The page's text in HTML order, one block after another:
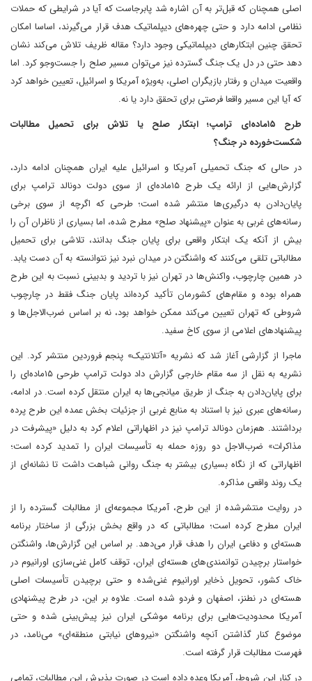
اصلی همچنان که قبل‌تر به آن اشاره شد پابرجاست که آیا در شرایطی که حملات
نظامی ادامه دارد و حتی چهره‌های دیپلماتیک هدف قرار می‌گیرند، اساسا امکان
تحقق چنین ابتکارهای دیپلماتیکی وجود دارد؟ مقاله ظریف تلاش می‌کند نشان
دهد حتی در دل یک جنگ گسترده نیز می‌توان مسیر صلح را جست‌وجو کرد. اما
واقعیت میدان و رفتار بازیگران اصلی، به‌ویژه آمریکا و اسرائیل، تعیین خواهد کرد
که آیا این مسیر واقعا فرصتی برای تحقق دارد یا نه.
طرح ۱۵ماده‌ای ترامپ؛ ابتکار صلح یا تلاش برای تحمیل مطالبات
شکست‌خورده در جنگ؟
در حالی که جنگ تحمیلی آمریکا و اسرائیل علیه ایران همچنان ادامه دارد،
گزارش‌هایی از ارائه یک طرح ۱۵ماده‌ای از سوی دولت دونالد ترامپ برای
پایان‌دادن به درگیری‌ها منتشر شده است؛ طرحی که اگرچه از سوی برخی
رسانه‌های غربی به‌ عنوان «پیشنهاد صلح» مطرح شده، اما بسیاری از ناظران آن را
بیش از آنکه یک ابتکار واقعی برای پایان جنگ بدانند، تلاشی برای تحمیل
مطالباتی تلقی می‌کنند که واشنگتن در میدان نبرد نیز نتوانسته به آن دست یابد.
در همین چارچوب، واکنش‌ها در تهران نیز با تردید و بدبینی نسبت به این طرح
همراه بوده و مقام‌های کشورمان تأکید کرده‌اند پایان جنگ فقط در چارچوب
شروطی که تهران تعیین می‌کند ممکن خواهد بود، نه بر اساس ضرب‌الاجل‌ها و
پیشنهادهای اعلامی از سوی کاخ سفید.
ماجرا از گزارشی آغاز شد که نشریه «آتلانتیک» پنجم فروردین منتشر کرد. این
نشریه به نقل از سه مقام خارجی گزارش داد دولت ترامپ طرحی ۱۵ماده‌ای را
برای پایان‌دادن به جنگ از طریق میانجی‌ها به ایران منتقل کرده است. در ادامه،
رسانه‌های عبری نیز با استناد به منابع غربی از جزئیات بخش عمده این طرح پرده
برداشتند. هم‌زمان دونالد ترامپ نیز در اظهاراتی اعلام کرد به دلیل «پیشرفت در
مذاکرات» ضرب‌الاجل دو روزه حمله به تأسیسات ایران را تمدید کرده است؛
اظهاراتی که از نگاه بسیاری بیشتر به جنگ روانی شباهت داشت تا نشانه‌ای از
یک روند واقعی مذاکره.
در روایت منتشرشده از این طرح، آمریکا مجموعه‌ای از مطالبات گسترده را از
ایران مطرح کرده است؛ مطالباتی که در واقع بخش بزرگی از ساختار برنامه
هسته‌ای و دفاعی ایران را هدف قرار می‌دهد. بر اساس این گزارش‌ها، واشنگتن
خواستار برچیدن توانمندی‌های هسته‌ای ایران، توقف کامل غنی‌سازی اورانیوم در
خاک کشور، تحویل ذخایر اورانیوم غنی‌شده و حتی برچیدن تأسیسات اصلی
هسته‌ای در نطنز، اصفهان و فردو شده است. علاوه بر این، در طرح پیشنهادی
آمریکا محدودیت‌هایی برای برنامه موشکی ایران نیز پیش‌بینی شده و حتی
موضوع کنار گذاشتن آنچه واشنگتن «نیروهای نیابتی منطقه‌ای» می‌نامد، در
فهرست مطالبات قرار گرفته است.
در کنار این شروط، آمریکا وعده داده است در صورت پذیرش این مطالبات، تمامی